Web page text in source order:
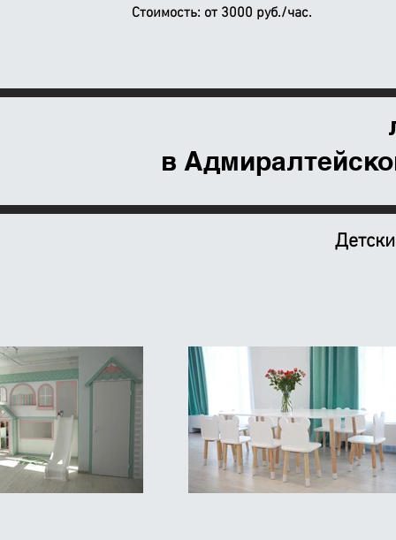
Стоимость: от 3000 руб./час.
в